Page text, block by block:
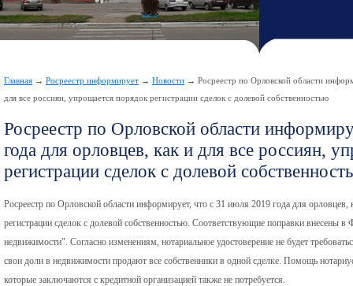
Главная → Росреестр информирует → Новости → Росреестр по Орловской области
для все россиян, упрощается порядок регистрации сделок с долевой собственностью
Росреестр по Орловской области
года для орловцев, как и для все россиян,
регистрации сделок с долевой
Росреестр по Орловской области информирует, что с 31 июля 2019 года для орловцев,
регистрации сделок с долевой собственностью. Соответствующие поправки внесены в
недвижимости". Согласно изменениям, нотариальное удостоверение не будет
свои доли в недвижимости продают все собственники в одной сделке. Помощь
которые заключаются с кредитной организацией также не потребуется.